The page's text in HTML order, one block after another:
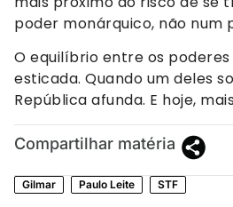
poder monárquico, não num
O equilíbrio entre os
esticada. Quando um deles
República afunda. E hoje,
Compartilhar matéria
Gilmar Paulo Leite STF